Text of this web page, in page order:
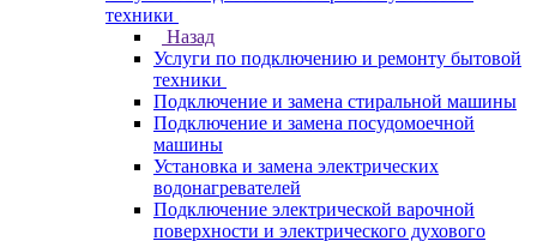
техники
Назад
Услуги по подключению и ремонту бытовой
техники
Подключение и замена стиральной машины
Подключение и замена посудомоечной
машины
Установка и замена электрических
водонагревателей
Подключение электрической варочной
поверхности и электрического духового